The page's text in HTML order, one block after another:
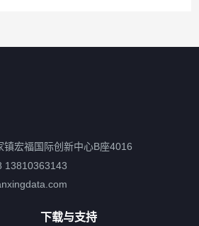
镇宏福国际创新中心B座4016
13810363143
下载与支持